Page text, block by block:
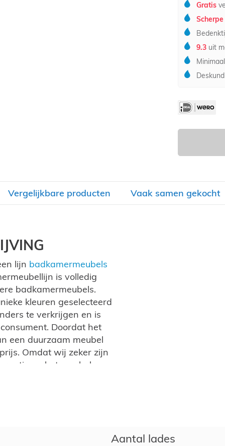
Gratis
9.3uit
Vergelijkbare producten Vaak samen gekocht
lijn badkamermeubels
is volledig
badkamermeubels.
kleuren geselecteerd
te verkrijgen en is
Doordat het
een duurzaam meubel
Omdat wij zeker zijn
op het meubel.
een mineraal
Ook is deze lijn in
structuur is voelbaar
Aantal lades